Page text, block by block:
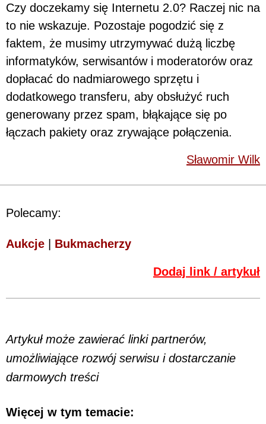
Czy doczekamy się Internetu 2.0? Raczej nic na
to nie wskazuje. Pozostaje pogodzić się z
faktem, że musimy utrzymywać dużą liczbę
informatyków, serwisantów i moderatorów oraz
dopłacać do nadmiarowego sprzętu i
dodatkowego transferu, aby obsłużyć ruch
generowany przez spam, błąkające się po
łączach pakiety oraz zrywające połączenia.
Sławomir Wilk
Polecamy:
Aukcje Bukmacherzy
Dodaj link / artykuł
Artykuł może zawierać linki partnerów,
umożliwiające rozwój serwisu i dostarczanie
darmowych treści
Więcej w tym temacie: